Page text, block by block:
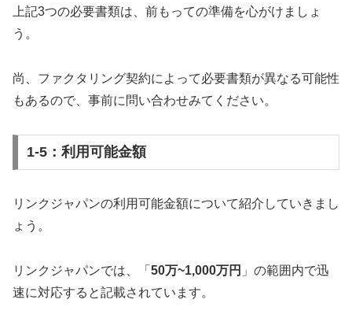
上記3つの必要書類は、前もっての準備を心がけましょ
う。
尚、ファクタリング契約によって必要書類が異なる可能性
もあるので、事前に問い合わせみてください。
1-5：利用可能金額
リンクジャパンの利用可能金額について紹介していきまし
ょう。
リンクジャパンでは、「 50万~1,000万円 」の範囲内で迅
速に対応すると記載されています。